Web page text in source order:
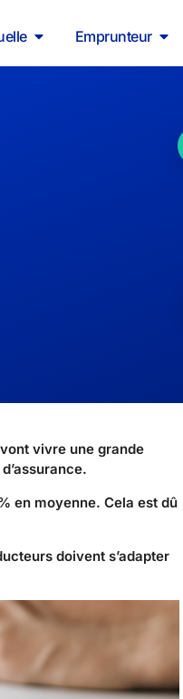
Emprunteur
vivre une grande
en moyenne. Cela est dû
doivent s’adapter